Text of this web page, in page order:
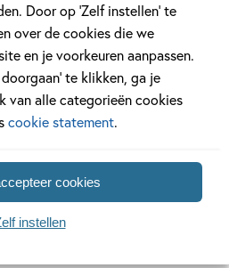
Door op ‘Zelf instellen’ te
over de cookies die we
en je voorkeuren aanpassen.
te klikken, ga je
van alle categorieën cookies
cookie statement.
cookies
instellen
alle series
enkel kinderboek
meer en schrijf